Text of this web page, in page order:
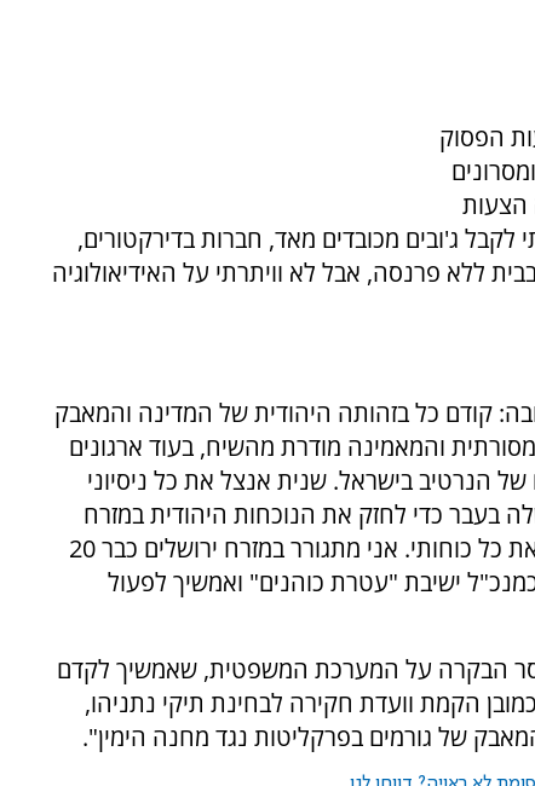
הפסוק
הצעות
לקבל ג'ובים מכובדים מאד, חברות בדירקטורים,
ללא פרנסה, אבל לא וויתרתי על האידיאולוגיה
קודם כל בזהותה היהודית של המדינה והמאבק
והמאמינה מודרת מהשיח, בעוד ארגונים
של הנרטיב בישראל. שנית אנצל את כל ניסיוני
בעבר כדי לחזק את הנוכחות היהודית במזרח
ירושלים. זוהי שליחות חיי ואמשיך למסור למענה את כל כוחותי. אני מתגורר במזרח ירושלים כבר 20
ישיבת "עטרת כוהנים" ואמשיך לפעול
הבקרה על המערכת המשפטית, שאמשיך לקדם
הקמת וועדת חקירה לבחינת תיקי נתניהו,
של גורמים בפרקליטות נגד מחנה הימין".